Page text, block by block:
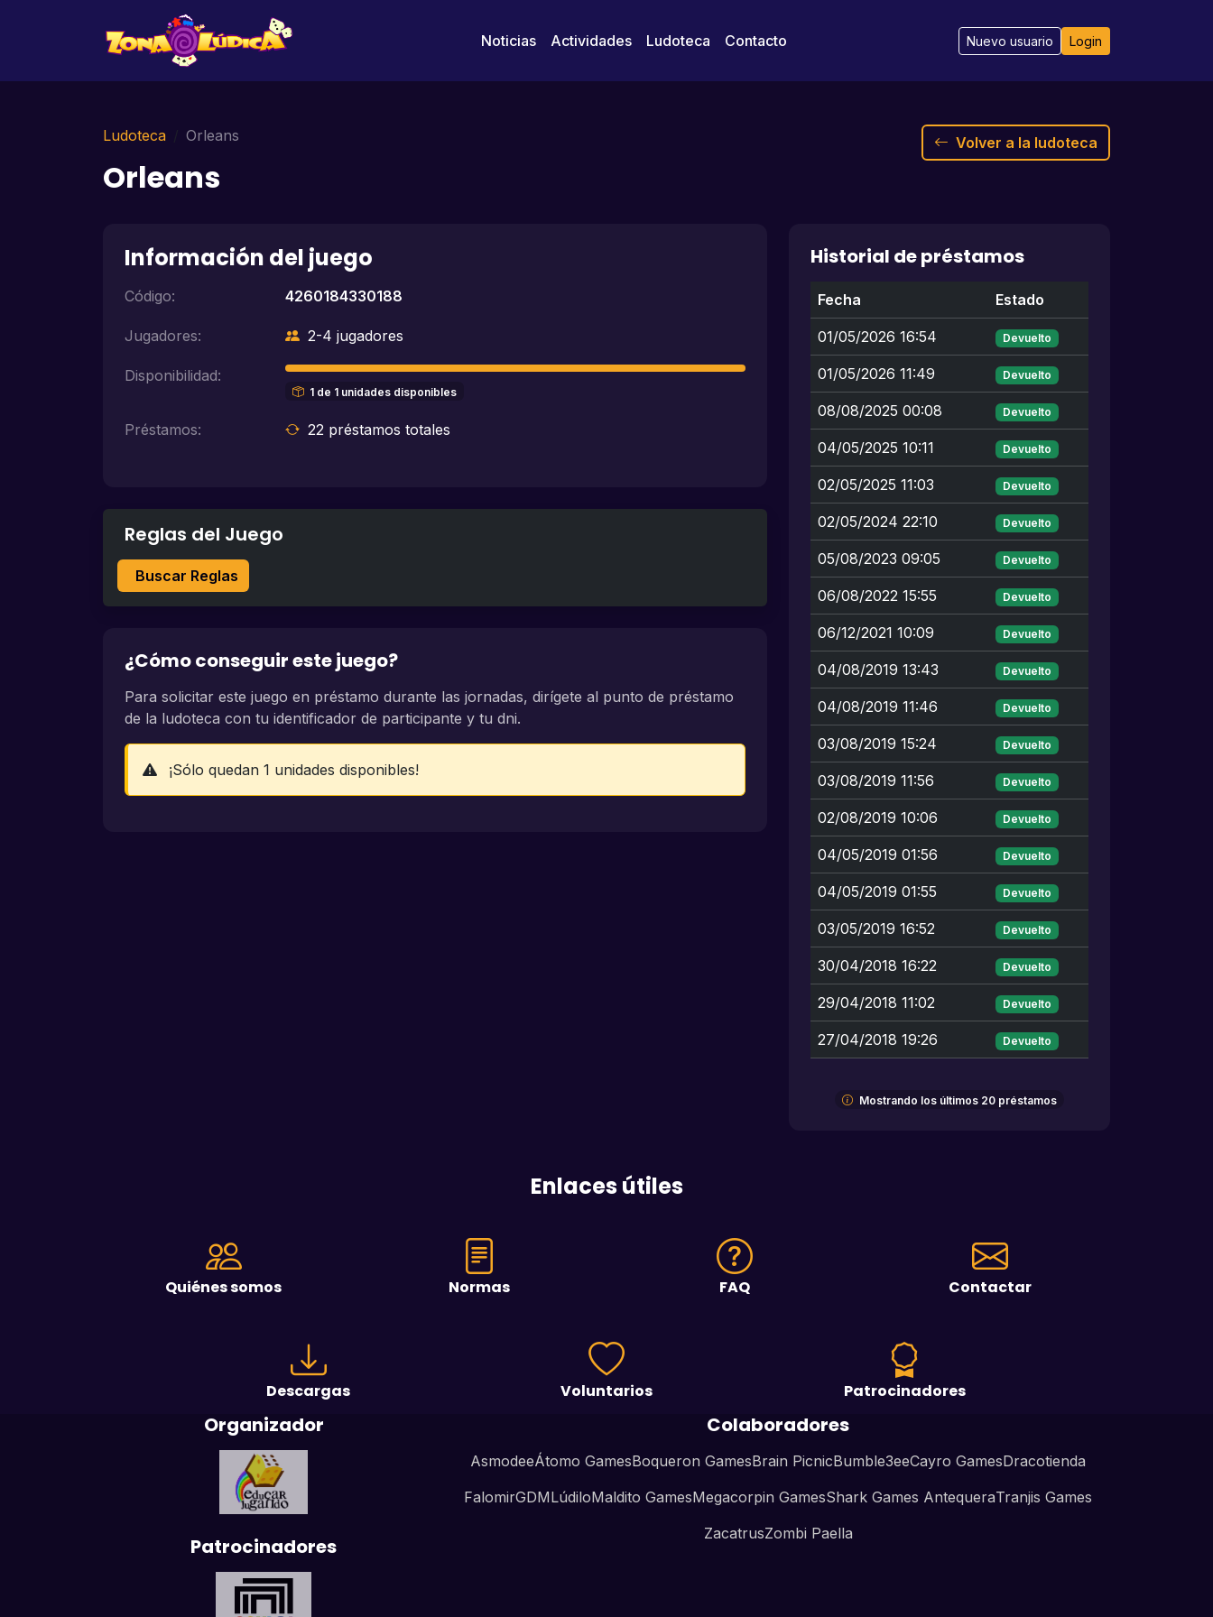
Noticias Actividades Ludoteca Contacto Nuevo usuario Login
Ludoteca Orleans
Orleans
Volver a la ludoteca
Información del juego
Código: 4260184330188
Jugadores: 2-4 jugadores
Disponibilidad:
1 de 1 unidades disponibles
Préstamos: 22 préstamos totales
Reglas del Juego
Buscar Reglas
¿Cómo conseguir este juego?
Para solicitar este juego en préstamo durante las jornadas, dirígete al punto de préstamo
de la ludoteca con tu identificador de participante y tu dni.
¡Sólo quedan 1 unidades disponibles!
Historial de préstamos
Fecha Estado
01/05/2026 16:54 Devuelto
01/05/2026 11:49 Devuelto
08/08/2025 00:08 Devuelto
04/05/2025 10:11 Devuelto
02/05/2025 11:03 Devuelto
02/05/2024 22:10 Devuelto
05/08/2023 09:05 Devuelto
06/08/2022 15:55 Devuelto
06/12/2021 10:09 Devuelto
04/08/2019 13:43 Devuelto
04/08/2019 11:46 Devuelto
03/08/2019 15:24 Devuelto
03/08/2019 11:56 Devuelto
02/08/2019 10:06 Devuelto
04/05/2019 01:56 Devuelto
04/05/2019 01:55 Devuelto
03/05/2019 16:52 Devuelto
30/04/2018 16:22 Devuelto
29/04/2018 11:02 Devuelto
27/04/2018 19:26 Devuelto
Mostrando los últimos 20 préstamos
Enlaces útiles
Quiénes somos Normas FAQ Contactar
Descargas Voluntarios Patrocinadores
Organizador
Patrocinadores
Colaboradores
AsmodeeÁtomo GamesBoqueron GamesBrain PicnicBumble3eeCayro GamesDracotienda
FalomirGDMLúdiloMaldito GamesMegacorpin GamesShark Games AntequeraTranjis Games
ZacatrusZombi Paella